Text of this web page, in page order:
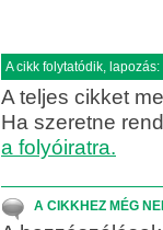
A cikk folytatódik, lapozás:
A teljes cikket
Ha szeretne
a folyóiratra.
A CIKKHEZ MÉG